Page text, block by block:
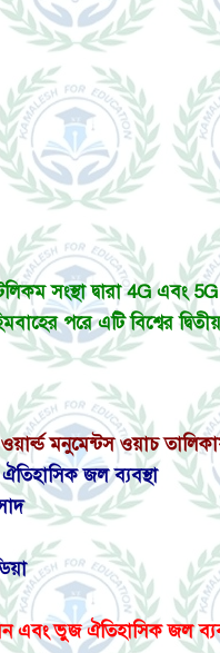
সংস্থা দ্বারা 4G এবং
পরে এটি বিশ্বের
মনুমেন্টস ওয়াচ
জল ব্যবস্থা
এবং ভুজ ঐতিহাসিক জল